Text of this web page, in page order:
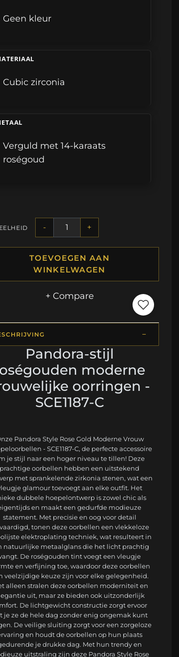
Geen kleur
Cubic zirconia
Verguld met 14-karaats
roségoud
- +
TOEVOEGEN AAN
WINKELWAGEN
+ Compare
Pandora-stijl
moderne
oorringen -
SCE1187-C
Pandora Style Rose Gold Moderne Vrouw
- SCE1187-C, de perfecte accessoire
je stijl naar een hoger niveau te tillen! Deze
prachtige oorbellen hebben een uitstekend
met sprankelende zirkonia stenen, wat een
glamour toevoegt aan elke outfit. Het
dubbele hoepelontwerp is zowel chic als
en maakt een gedurfde modieuze
statement. Met precisie en oog voor detail
tonen deze oorbellen een vlekkeloze
elektroplating techniek, wat resulteert in
natuurlijke metaalglans die het licht prachtig
De roségouden tint voegt een vleugje
en verfijning toe, waardoor deze oorbellen
veelzijdige keuze zijn voor elke gelegenheid.
alleen stralen deze oorbellen moderniteit en
uit, maar ze bieden ook uitzonderlijk
De lichtgewicht constructie zorgt ervoor
je ze de hele dag zonder enig ongemak kunt
De veilige sluiting zorgt voor een zorgeloze
en houdt de oorbellen op hun plaats
je drukke dag. Met hun trendy en
uitstraling zijn deze Pandora Style Rose